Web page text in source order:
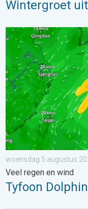
Wintergroet
Tyfoon Dolphin op
woensdag 5 augustus
Veel regen en wind
Tyfoon